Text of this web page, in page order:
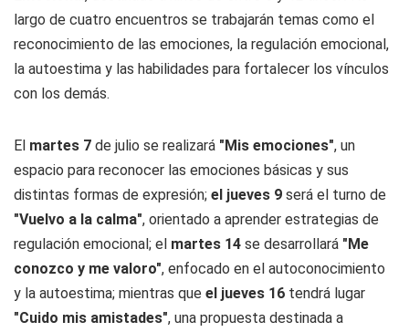
largo de cuatro encuentros se trabajarán temas como el
reconocimiento de las emociones, la regulación emocional,
la autoestima y las habilidades para fortalecer los vínculos
con los demás.
El martes 7 de julio se realizará "Mis emociones", un
espacio para reconocer las emociones básicas y sus
distintas formas de expresión; el jueves 9 será el turno de
"Vuelvo a la calma", orientado a aprender estrategias de
regulación emocional; el martes 14 se desarrollará "Me
conozco y me valoro", enfocado en el autoconocimiento
y la autoestima; mientras que el jueves 16 tendrá lugar
"Cuido mis amistades", una propuesta destinada a